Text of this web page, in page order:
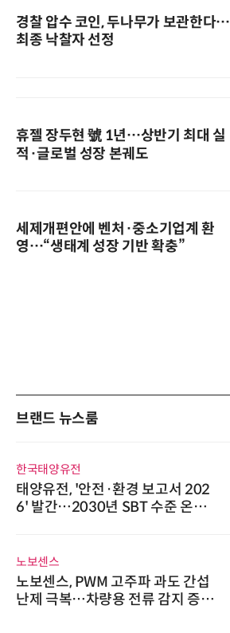
경찰 압수 코인, 두나무가 보관한다…
최종 낙찰자 선정
휴젤 장두현 號 1년…상반기 최대 실
적·글로벌 성장 본궤도
세제개편안에 벤처·중소기업계 환
영…“생태계 성장 기반 확충”
브랜드 뉴스룸
한국태양유전
태양유전, '안전·환경 보고서 202
6' 발간…2030년 SBT 수준 온실
노보센스
노보센스, PWM 고주파 과도 간섭
난제 극복…차량용 전류 감지 증폭